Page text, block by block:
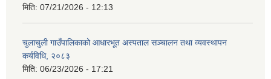
मिति: 07/21/2026 - 12:13
चुलाचुली गाउँपालिकाको आधारभूत अस्पताल सञ्चालन तथा व्यवस्थापन
कर्यविधि, २०८३
मिति: 06/23/2026 - 17:21